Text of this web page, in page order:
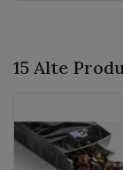
15 Alte